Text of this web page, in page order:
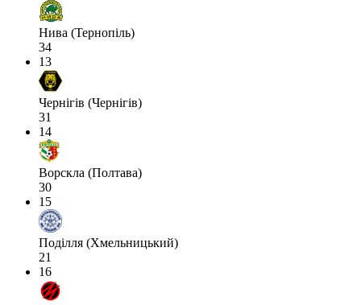
Нива (Тернопіль)
34
13
Чернігів (Чернігів)
31
14
Ворскла (Полтава)
30
15
Поділля (Хмельницький)
21
16